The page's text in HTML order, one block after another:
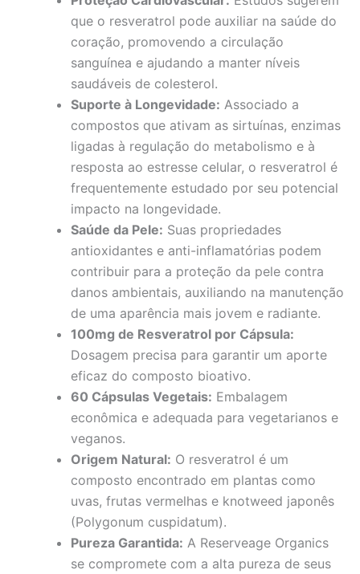
que o resveratrol pode auxiliar na saúde do
coração, promovendo a circulação
sanguínea e ajudando a manter níveis
saudáveis de colesterol.
Suporte à Longevidade: Associado a
compostos que ativam as sirtuínas, enzimas
ligadas à regulação do metabolismo e à
resposta ao estresse celular, o resveratrol é
frequentemente estudado por seu potencial
impacto na longevidade.
Saúde da Pele: Suas propriedades
antioxidantes e anti-inflamatórias podem
contribuir para a proteção da pele contra
danos ambientais, auxiliando na manutenção
de uma aparência mais jovem e radiante.
100mg de Resveratrol por Cápsula:
Dosagem precisa para garantir um aporte
eficaz do composto bioativo.
60 Cápsulas Vegetais: Embalagem
econômica e adequada para vegetarianos e
veganos.
Origem Natural: O resveratrol é um
composto encontrado em plantas como
uvas, frutas vermelhas e knotweed japonês
(Polygonum cuspidatum).
Pureza Garantida: A Reserveage Organics
se compromete com a alta pureza de seus